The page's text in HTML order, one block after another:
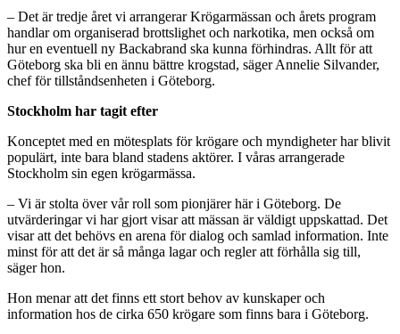
– Det är tredje året vi arrangerar Krögarmässan och årets program
handlar om organiserad brottslighet och narkotika, men också om
hur en eventuell ny Backabrand ska kunna förhindras. Allt för att
Göteborg ska bli en ännu bättre krogstad, säger Annelie Silvander,
chef för tillståndsenheten i Göteborg.
Stockholm har tagit efter
Konceptet med en mötesplats för krögare och myndigheter har blivit
populärt, inte bara bland stadens aktörer. I våras arrangerade
Stockholm sin egen krögarmässa.
– Vi är stolta över vår roll som pionjärer här i Göteborg. De
utvärderingar vi har gjort visar att mässan är väldigt uppskattad. Det
visar att det behövs en arena för dialog och samlad information. Inte
minst för att det är så många lagar och regler att förhålla sig till,
säger hon.
Hon menar att det finns ett stort behov av kunskaper och
information hos de cirka 650 krögare som finns bara i Göteborg.